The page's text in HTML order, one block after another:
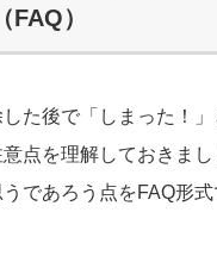
FAQ）
た後で「しまった！」
点を理解しておきま
であろう点をFAQ形